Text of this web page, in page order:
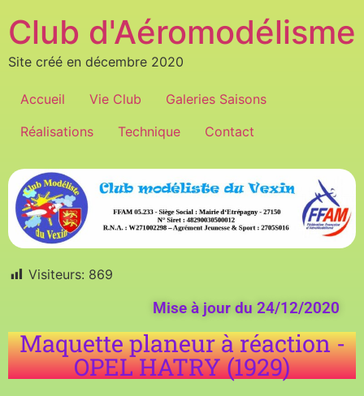
Club d'Aéromodélisme
Site créé en décembre 2020
Accueil Vie Club
Galeries Saisons
Réalisations
Technique Contact
Visiteurs: 869
Mise à jour du 24/12/2020
Maquette planeur à réaction -
OPEL HATRY (1929)